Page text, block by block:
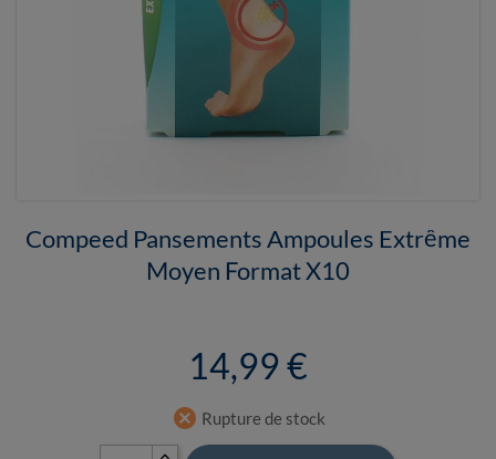
Compeed Pansements Ampoules Extrême
Moyen Format X10
14,99 €
cancel Rupture de stock